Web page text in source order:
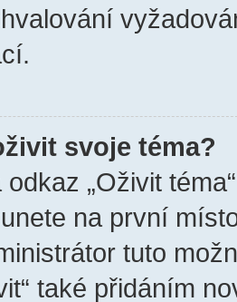
svoje téma?
„Oživit
na první
tuto
také přidáním